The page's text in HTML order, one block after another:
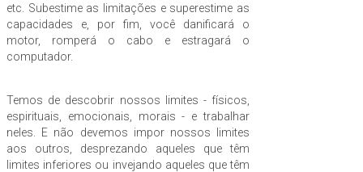
etc. Subestime as limitações e superestime as
capacidades e, por fim, você danificará o
motor, romperá o cabo e estragará o
computador.
Temos de descobrir nossos limites - físicos,
espirituais, emocionais, morais - e trabalhar
neles. E não devemos impor nossos limites
aos outros, desprezando aqueles que têm
limites inferiores ou invejando aqueles que têm